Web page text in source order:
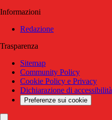
Informazioni
Redazione
Trasparenza
Sitemap
Community Policy
Cookie Policy e Privacy
Dichiarazione di accessibilità
Preferenze sui cookie